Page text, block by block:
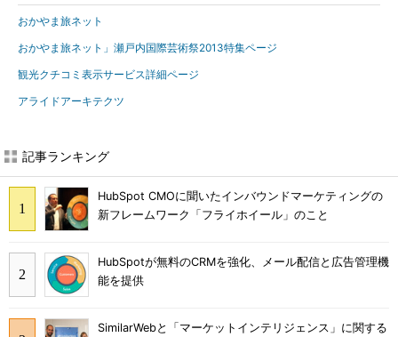
おかやま旅ネット
おかやま旅ネット」瀬戸内国際芸術祭2013特集ページ
観光クチコミ表示サービス詳細ページ
アライドアーキテクツ
記事ランキング
HubSpot CMOに聞いたインバウンドマーケティングの
新フレームワーク「フライホイール」のこと
HubSpotが無料のCRMを強化、メール配信と広告管理機
能を提供
SimilarWebと「マーケットインテリジェンス」に関する